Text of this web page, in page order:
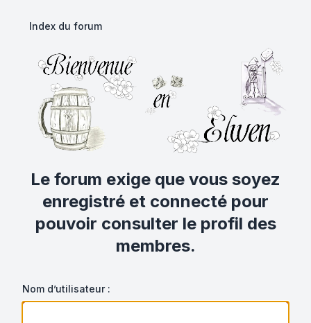
Index du forum
Le forum exige que vous soyez
enregistré et connecté pour
pouvoir consulter le profil des
membres.
Nom d’utilisateur :